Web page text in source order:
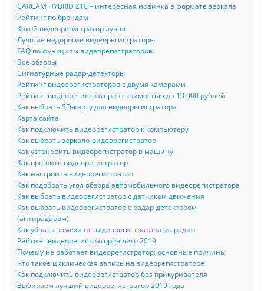
CARCAM HYBRID Z10 – интересная новинка в формате зеркала
Рейтинг по брендам
Какой видеорегистратор лучше
Лучшие недорогие видеорегистраторы
FAQ по функциям видеорегистраторов
Все обзоры
Сигнатурные радар-детекторы
Рейтинг видеорегистраторов с двумя камерами
Рейтинг видеорегистраторов стоимостью до 10 000 рублей
Как выбрать SD-карту для видеорегистратора
Карта сайта
Как подключить видеорегистратор к компьютеру
Как выбрать зеркало-видеорегистратор
Как установить видеорегистратор в машину
Как прошить видеорегистратор
Как настроить видеорегистратор
Как подобрать угол обзора автомобильного видеорегистратора
Как выбрать видеорегистратор с датчиком движения
Как выбрать видеорегистратор с радар-детектором
(антирадаром)
Как убрать помехи от видеорегистратора на радио
Рейтинг видеорегистраторов лето 2019
Почему не работает видеорегистратор: основные причины
Что такое циклическая запись на видеорегистраторе
Как подключить видеорегистратор без прикуривателя
Выбираем лучший видеорегистратор 2019 года